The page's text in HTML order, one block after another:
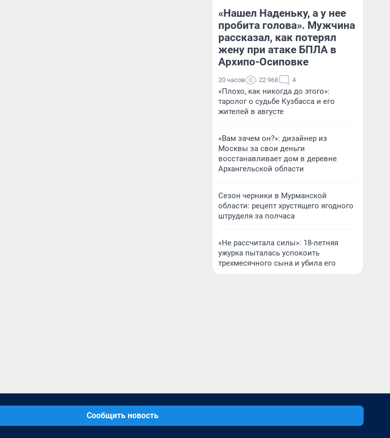
недвижимости
«Нашел Наденьку, а у нее
пробита голова». Мужчина
рассказал, как потерял
жену при атаке БПЛА в
Архипо-Осиповке
20 часов 22 968 4
«Плохо, как никогда до этого»:
таролог о судьбе Кузбасса и его
жителей в августе
«Вам зачем он?»: дизайнер из
Москвы за свои деньги
восстанавливает дом в деревне
Архангельской области
Сезон черники в Мурманской
области: рецепт хрустящего ягодного
штруделя за полчаса
«Не рассчитала силы»: 18-летняя
ужурка пыталась успокоить
трехмесячного сына и убила его
Сообщить новость